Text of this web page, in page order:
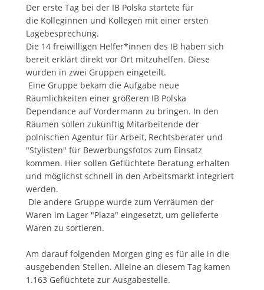
Der erste Tag bei der IB Polska startete für
die Kolleginnen und Kollegen mit einer ersten
Lagebesprechung.
Die 14 freiwilligen Helfer*innen des IB haben sich
bereit erklärt direkt vor Ort mitzuhelfen. Diese
wurden in zwei Gruppen eingeteilt.
Eine Gruppe bekam die Aufgabe neue
Räumlichkeiten einer größeren IB Polska
Dependance auf Vordermann zu bringen. In den
Räumen sollen zukünftig Mitarbeitende der
polnischen Agentur für Arbeit, Rechtsberater und
"Stylisten" für Bewerbungsfotos zum Einsatz
kommen. Hier sollen Geflüchtete Beratung erhalten
und möglichst schnell in den Arbeitsmarkt integriert
werden.
Die andere Gruppe wurde zum Verräumen der
Waren im Lager "Plaza" eingesetzt, um gelieferte
Waren zu sortieren.
Am darauf folgenden Morgen ging es für alle in die
ausgebenden Stellen. Alleine an diesem Tag kamen
1.163 Geflüchtete zur Ausgabestelle.